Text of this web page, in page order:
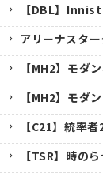
【DBL】
アリーナスタ
【MH2】モダ
【MH2】モダ
【C21】統率
【TSR】時の